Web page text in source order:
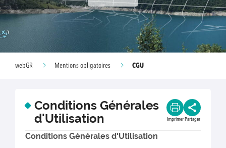
webGR Mentions obligatoires CGU
Conditions Générales
d'Utilisation
Imprimer Partager
Conditions Générales d'Utilisation